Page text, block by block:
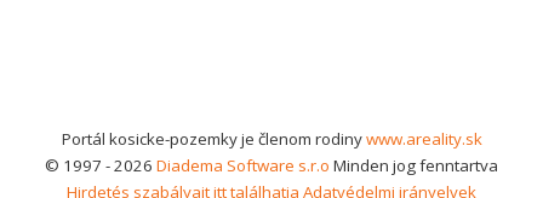
Portál kosicke-pozemky je členom rodinywww.areality.sk
© 1997 - 2026 Diadema Software s.r.o Minden jog fenntartva
Hirdetés szabályait itt találhatja Adatvédelmi irányelvek